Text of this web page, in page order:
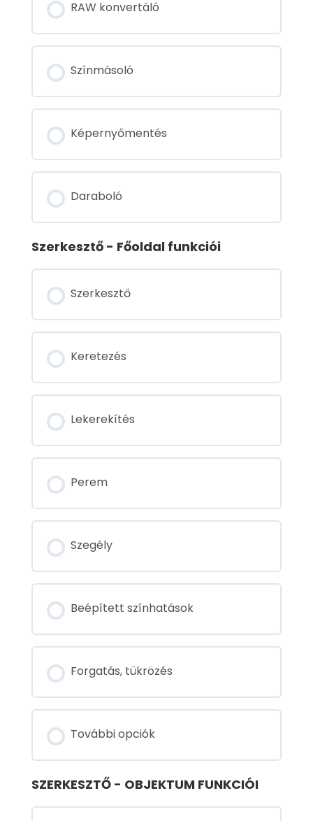
RAW konvertáló
Színmásoló
Képernyőmentés
Daraboló
Szerkesztő - Főoldal funkciói
Szerkesztő
Keretezés
Lekerekítés
Perem
Szegély
Beépített színhatások
Forgatás, tükrözés
További opciók
SZERKESZTŐ - OBJEKTUM FUNKCIÓI